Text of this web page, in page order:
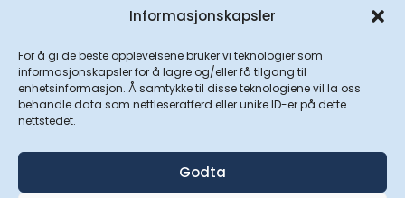
Informasjonskapsler
For å gi de beste opplevelsene bruker vi teknologier som
informasjonskapsler for å lagre og/eller få tilgang til
enhetsinformasjon. Å samtykke til disse teknologiene vil la oss
behandle data som nettleseratferd eller unike ID-er på dette
nettstedet.
Godta